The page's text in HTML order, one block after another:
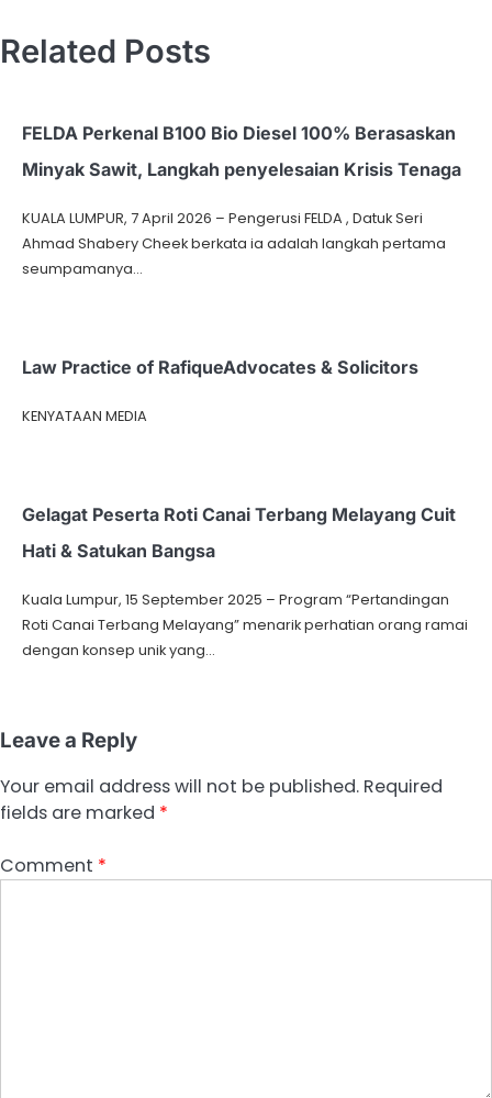
Related Posts
FELDA Perkenal B100 Bio Diesel 100% Berasaskan
Minyak Sawit, Langkah penyelesaian Krisis Tenaga
KUALA LUMPUR, 7 April 2026 – Pengerusi FELDA , Datuk Seri
Ahmad Shabery Cheek berkata ia adalah langkah pertama
seumpamanya…
Law Practice of RafiqueAdvocates & Solicitors
KENYATAAN MEDIA
Gelagat Peserta Roti Canai Terbang Melayang Cuit
Hati & Satukan Bangsa
Kuala Lumpur, 15 September 2025 – Program “Pertandingan
Roti Canai Terbang Melayang” menarik perhatian orang ramai
dengan konsep unik yang…
Leave a Reply
Your email address will not be published. Required
fields are marked *
Comment *